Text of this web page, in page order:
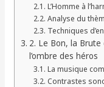
L’Homme à
Analyse du
Techniques
2. Le Bon, la Brute
l’ombre des héros
La musique
Contrastes